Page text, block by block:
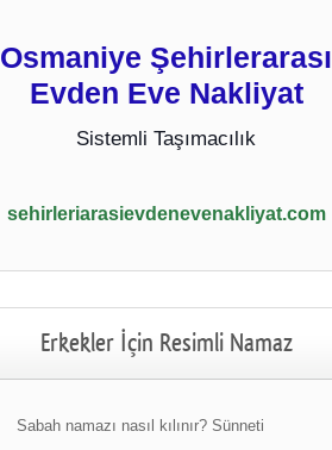
Osmaniye Şehirlerarası
Evden Eve Nakliyat
Sistemli Taşımacılık
sehirleriarasievdenevenakliyat.com
Erkekler İçin Resimli Namaz
Sabah namazı nasıl kılınır? Sünneti